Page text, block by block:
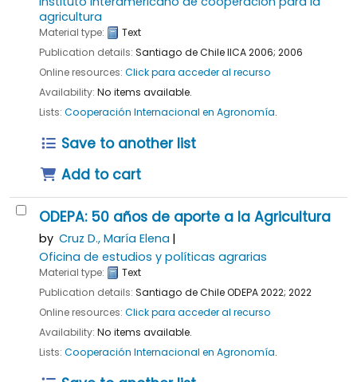
agricultura
Material type:
Text
Publication details: Santiago de ChileIICA2006; 2006
Online resources: Click para acceder al recurso
Availability: No items available.
Lists: Cooperación Internacional en Agronomía.
Save to another list
Add to cart
ODEPA: 50 años de aporte a la Agricultura
by Cruz D., María Elena
Oficina de estudios y políticas agrarias
Material type:
Text
Publication details: Santiago de ChileODEPA2022; 2022
Online resources: Click para acceder al recurso
Availability: No items available.
Lists: Cooperación Internacional en Agronomía.